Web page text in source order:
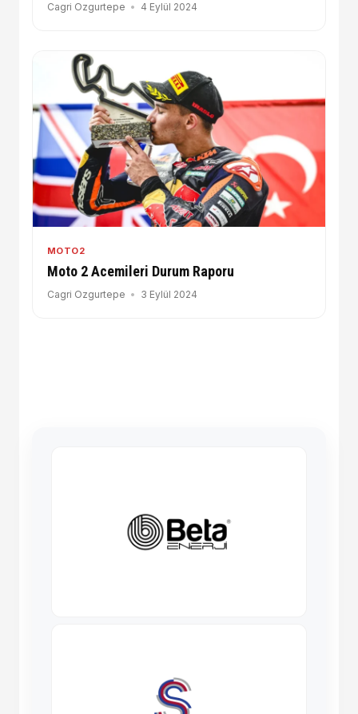
Cagri Ozgurtepe 4 Eylül 2024
MOTO2
Moto 2 Acemileri Durum Raporu
Cagri Ozgurtepe 3 Eylül 2024